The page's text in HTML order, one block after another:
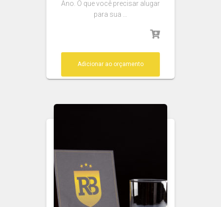
Ano. O que você precisar alugar
para sua …
Adicionar ao orçamento